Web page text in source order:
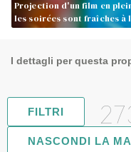
Projection d'un film en
les soirées sont fraîches à
I dettagli per questa
FILTRI
NASCONDI LA